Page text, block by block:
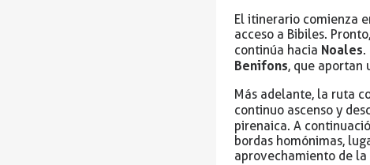
El itinerario comienza
acceso a Bibiles.
continúa hacia Noales.
Benifons, que aportan
Más adelante, la ruta
continuo ascenso y
pirenaica. A
bordas homónimas,
aprovechamiento de la